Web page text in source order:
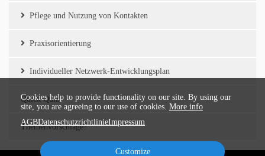
Pflege und Nutzung von Kontakten
Praxisorientierung
Individueller Netzwerk-Entwicklungsplan
Quick Quiz
Themenvorschläge?
Cookies help to provide functionality on our site. By using our
site, you are agreeing to our use of cookies. More info
AGBDatenschutzrichtlinieImpressum
Customize